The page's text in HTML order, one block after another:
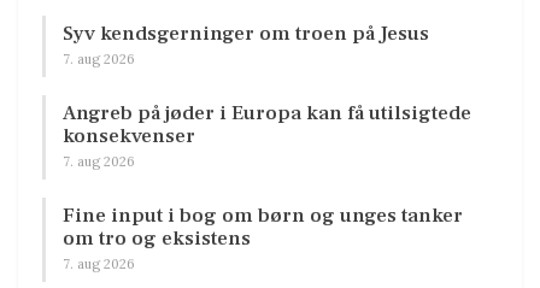
Syv kendsgerninger om troen på Jesus
7. aug 2026
Angreb på jøder i Europa kan få utilsigtede
konsekvenser
7. aug 2026
Fine input i bog om børn og unges tanker
om tro og eksistens
7. aug 2026